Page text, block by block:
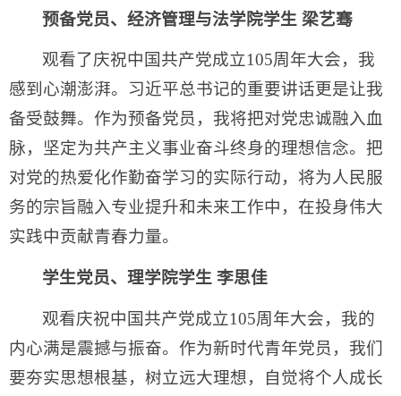
预备党员、经济管理与法学院学生 梁艺骞
观看了庆祝中国共产党成立105周年大会，我
感到心潮澎湃。习近平总书记的重要讲话更是让我
备受鼓舞。作为预备党员，我将把对党忠诚融入血
脉，坚定为共产主义事业奋斗终身的理想信念。把
对党的热爱化作勤奋学习的实际行动，将为人民服
务的宗旨融入专业提升和未来工作中，在投身伟大
实践中贡献青春力量。
学生党员、理学院学生 李思佳
观看庆祝中国共产党成立105周年大会，我的
内心满是震撼与振奋。作为新时代青年党员，我们
要夯实思想根基，树立远大理想，自觉将个人成长